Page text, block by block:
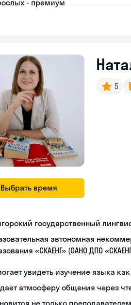
- премиум
Выбрать время
5
государственный
автономная
«СКАЕНГ» (ОАНО ДПО
увидеть изучение языка
атмосферу общения через
не только